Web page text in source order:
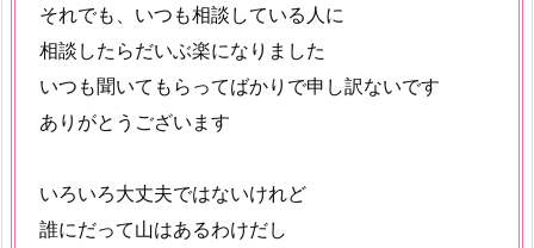
それでも、いつも相談している人に
相談したらだいぶ楽になりました
いつも聞いてもらってばかりで申し訳ないです
ありがとうございます
いろいろ大丈夫ではないけれど
誰にだって山はあるわけだし